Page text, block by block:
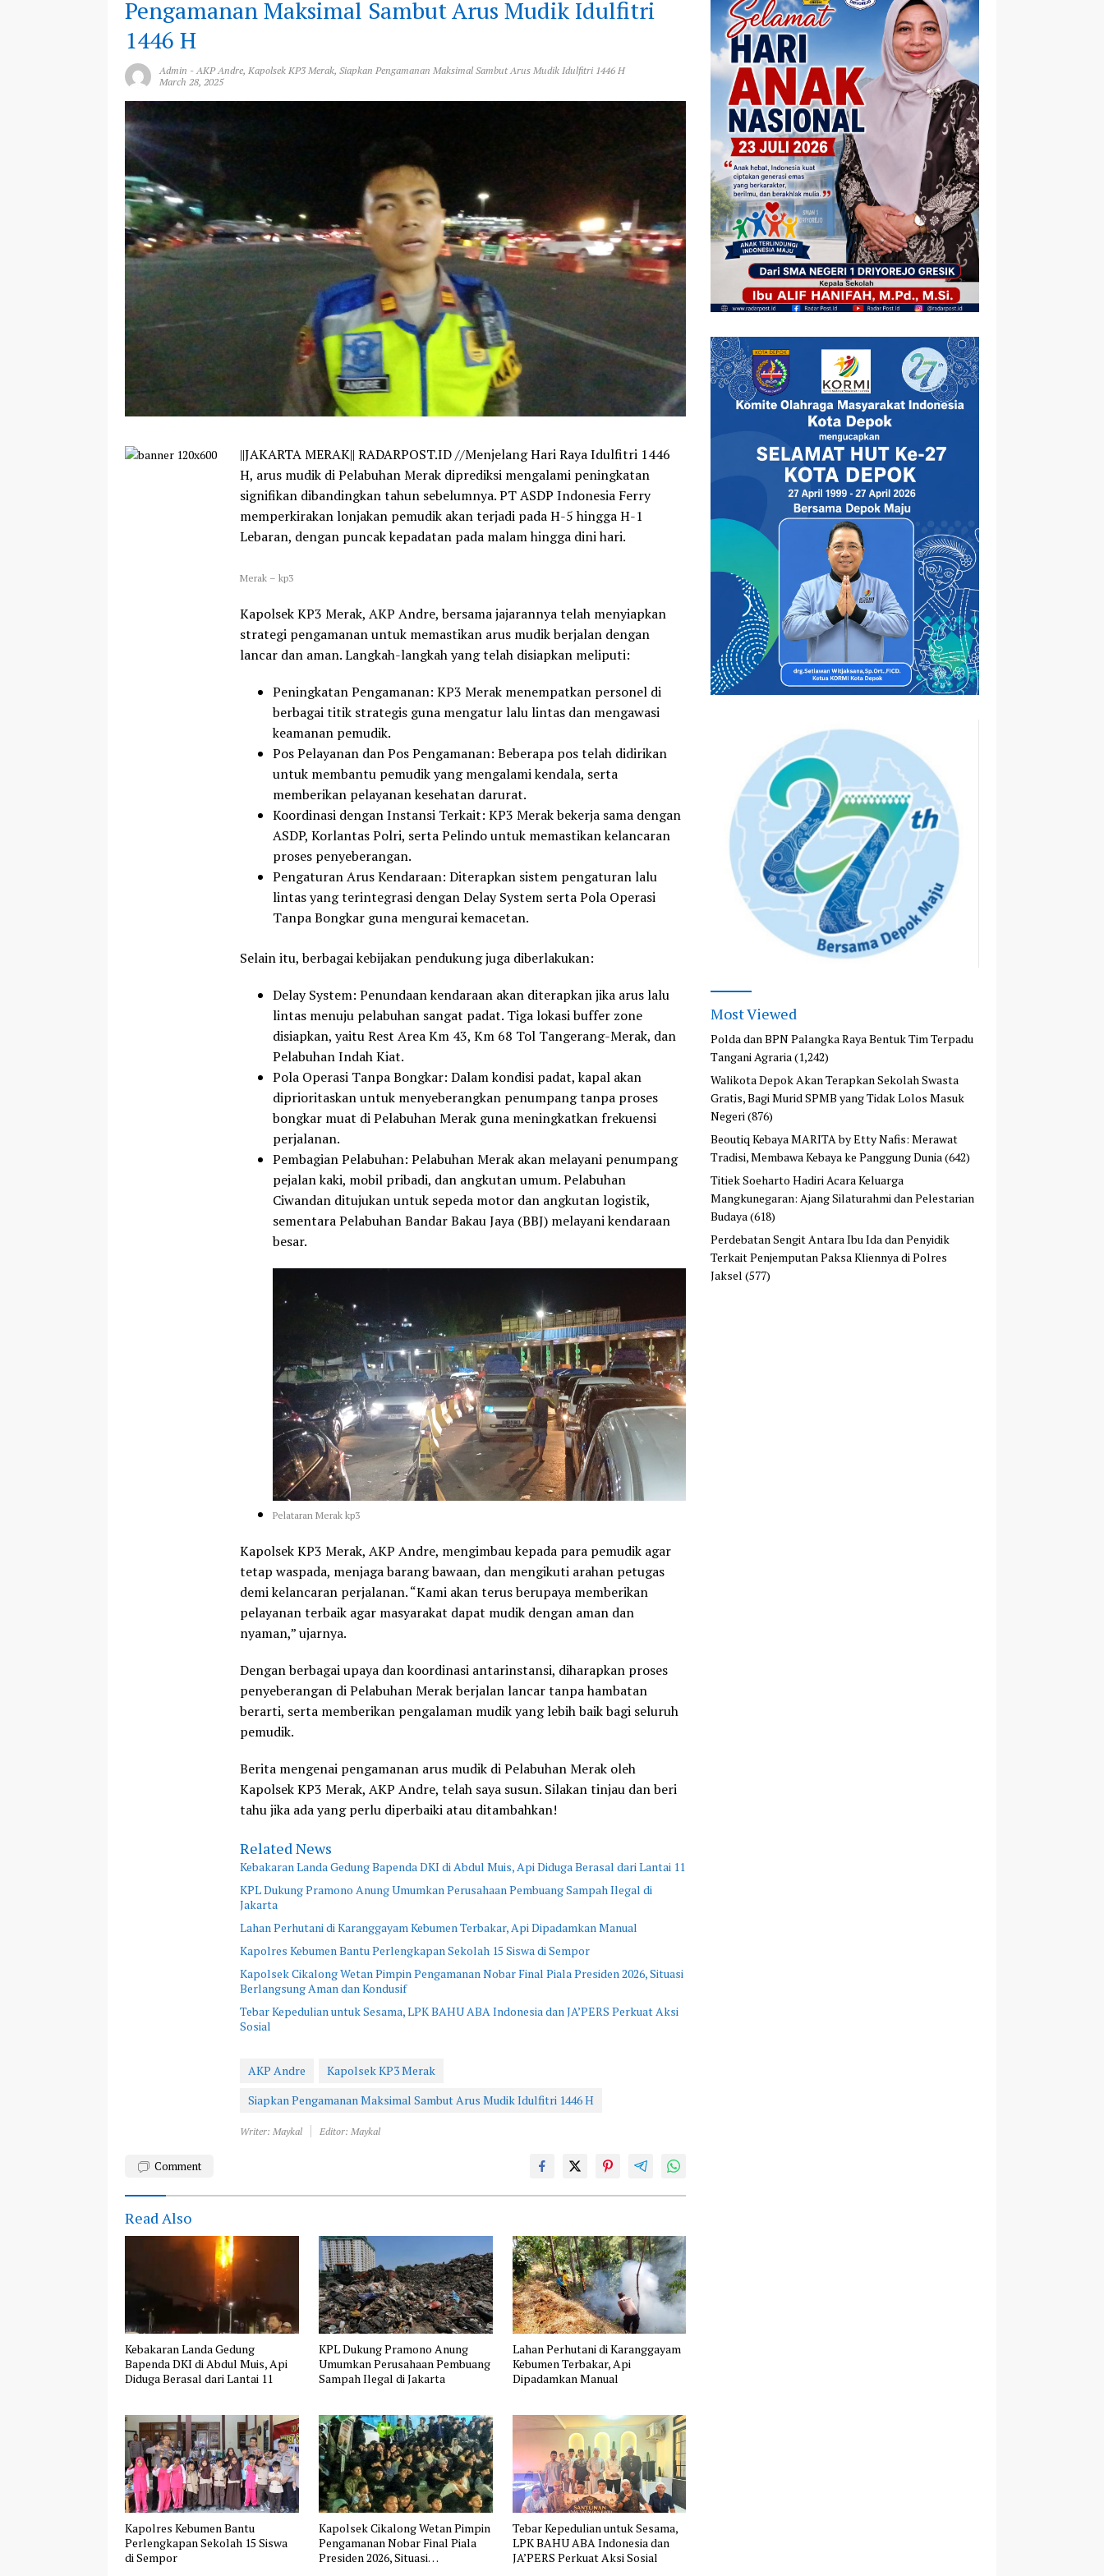
Pengamanan Maksimal Sambut Arus Mudik Idulfitri
1446 H
Admin - AKP Andre, Kapolsek KP3 Merak, Siapkan Pengamanan Maksimal Sambut Arus Mudik Idulfitri 1446 H
March 28, 2025
||JAKARTA MERAK|| RADARPOST.ID //Menjelang Hari Raya Idulfitri 1446
H, arus mudik di Pelabuhan Merak diprediksi mengalami peningkatan
signifikan dibandingkan tahun sebelumnya. PT ASDP Indonesia Ferry
memperkirakan lonjakan pemudik akan terjadi pada H-5 hingga H-1
Lebaran, dengan puncak kepadatan pada malam hingga dini hari.
Merak – kp3
Kapolsek KP3 Merak, AKP Andre, bersama jajarannya telah menyiapkan
strategi pengamanan untuk memastikan arus mudik berjalan dengan
lancar dan aman. Langkah-langkah yang telah disiapkan meliputi:
Peningkatan Pengamanan: KP3 Merak menempatkan personel di
berbagai titik strategis guna mengatur lalu lintas dan mengawasi
keamanan pemudik.
Pos Pelayanan dan Pos Pengamanan: Beberapa pos telah didirikan
untuk membantu pemudik yang mengalami kendala, serta
memberikan pelayanan kesehatan darurat.
Koordinasi dengan Instansi Terkait: KP3 Merak bekerja sama dengan
ASDP, Korlantas Polri, serta Pelindo untuk memastikan kelancaran
proses penyeberangan.
Pengaturan Arus Kendaraan: Diterapkan sistem pengaturan lalu
lintas yang terintegrasi dengan Delay System serta Pola Operasi
Tanpa Bongkar guna mengurai kemacetan.
Selain itu, berbagai kebijakan pendukung juga diberlakukan:
Delay System: Penundaan kendaraan akan diterapkan jika arus lalu
lintas menuju pelabuhan sangat padat. Tiga lokasi buffer zone
disiapkan, yaitu Rest Area Km 43, Km 68 Tol Tangerang-Merak, dan
Pelabuhan Indah Kiat.
Pola Operasi Tanpa Bongkar: Dalam kondisi padat, kapal akan
diprioritaskan untuk menyeberangkan penumpang tanpa proses
bongkar muat di Pelabuhan Merak guna meningkatkan frekuensi
perjalanan.
Pembagian Pelabuhan: Pelabuhan Merak akan melayani penumpang
pejalan kaki, mobil pribadi, dan angkutan umum. Pelabuhan
Ciwandan ditujukan untuk sepeda motor dan angkutan logistik,
sementara Pelabuhan Bandar Bakau Jaya (BBJ) melayani kendaraan
besar.
Pelataran Merak kp3
Kapolsek KP3 Merak, AKP Andre, mengimbau kepada para pemudik agar
tetap waspada, menjaga barang bawaan, dan mengikuti arahan petugas
demi kelancaran perjalanan. “Kami akan terus berupaya memberikan
pelayanan terbaik agar masyarakat dapat mudik dengan aman dan
nyaman,” ujarnya.
Dengan berbagai upaya dan koordinasi antarinstansi, diharapkan proses
penyeberangan di Pelabuhan Merak berjalan lancar tanpa hambatan
berarti, serta memberikan pengalaman mudik yang lebih baik bagi seluruh
pemudik.
Berita mengenai pengamanan arus mudik di Pelabuhan Merak oleh
Kapolsek KP3 Merak, AKP Andre, telah saya susun. Silakan tinjau dan beri
tahu jika ada yang perlu diperbaiki atau ditambahkan!
Related News
Kebakaran Landa Gedung Bapenda DKI di Abdul Muis, Api Diduga Berasal dari Lantai 11
KPL Dukung Pramono Anung Umumkan Perusahaan Pembuang Sampah Ilegal di
Jakarta
Lahan Perhutani di Karanggayam Kebumen Terbakar, Api Dipadamkan Manual
Kapolres Kebumen Bantu Perlengkapan Sekolah 15 Siswa di Sempor
Kapolsek Cikalong Wetan Pimpin Pengamanan Nobar Final Piala Presiden 2026, Situasi
Berlangsung Aman dan Kondusif
Tebar Kepedulian untuk Sesama, LPK BAHU ABA Indonesia dan JA’PERS Perkuat Aksi
Sosial
AKP Andre
Kapolsek KP3 Merak
Siapkan Pengamanan Maksimal Sambut Arus Mudik Idulfitri 1446 H
Writer: Maykal Editor: Maykal
Comment
Read Also
Kebakaran Landa Gedung
Bapenda DKI di Abdul Muis, Api
Diduga Berasal dari Lantai 11
KPL Dukung Pramono Anung
Umumkan Perusahaan Pembuang
Sampah Ilegal di Jakarta
Lahan Perhutani di Karanggayam
Kebumen Terbakar, Api
Dipadamkan Manual
Kapolres Kebumen Bantu
Perlengkapan Sekolah 15 Siswa
di Sempor
Kapolsek Cikalong Wetan Pimpin
Pengamanan Nobar Final Piala
Presiden 2026, Situasi
Tebar Kepedulian untuk Sesama,
LPK BAHU ABA Indonesia dan
JA’PERS Perkuat Aksi Sosial
Most Viewed
Polda dan BPN Palangka Raya Bentuk Tim Terpadu
Tangani Agraria(1,242)
Walikota Depok Akan Terapkan Sekolah Swasta
Gratis, Bagi Murid SPMB yang Tidak Lolos Masuk
Negeri(876)
Beoutiq Kebaya MARITA by Etty Nafis: Merawat
Tradisi, Membawa Kebaya ke Panggung Dunia(642)
Titiek Soeharto Hadiri Acara Keluarga
Mangkunegaran: Ajang Silaturahmi dan Pelestarian
Budaya(618)
Perdebatan Sengit Antara Ibu Ida dan Penyidik
Terkait Penjemputan Paksa Kliennya di Polres
Jaksel (577)